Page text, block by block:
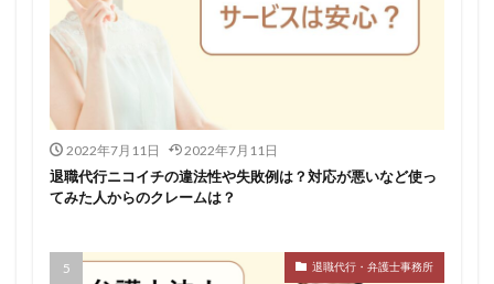
2022年7月11日 2022年7月11日
退職代行ニコイチの違法性や失敗例は？対応が悪いなど使っ
てみた人からのクレームは？
退職代行・弁護士事務所
マイナビコメディカル
リアルミーキャリア
マイナビジョブ20's
マイナビ介護職
ミラクス介護
メガベンチャー
やばい
やばい会社
ランキング
顔を見るのも嫌